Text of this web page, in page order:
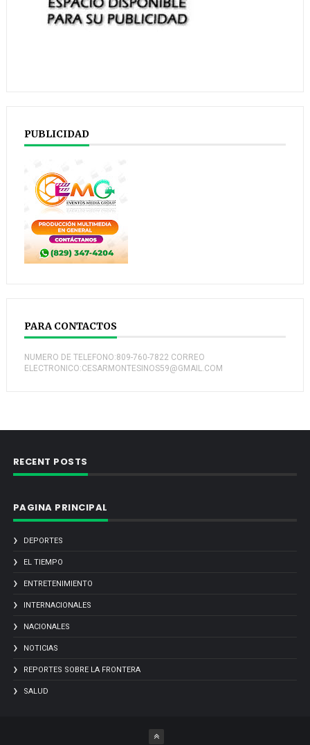
PUBLICIDAD
PARA CONTACTOS
NUMERO DE TELEFONO:809-760-7822 CORREO
ELECTRONICO:CESARMONTESINOS59@GMAIL.COM
RECENT POSTS
PAGINA PRINCIPAL
DEPORTES
EL TIEMPO
ENTRETENIMIENTO
INTERNACIONALES
NACIONALES
NOTICIAS
REPORTES SOBRE LA FRONTERA
SALUD